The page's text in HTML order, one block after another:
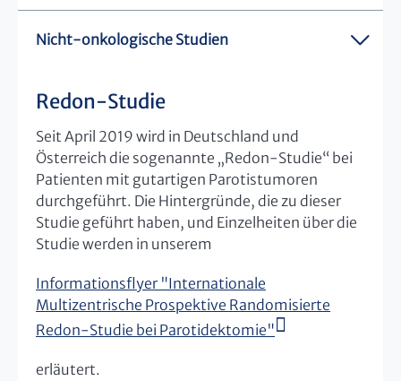
Nicht-onkologische Studien
Redon-Studie
Seit April 2019 wird in Deutschland und
Österreich die sogenannte „Redon-Studie“ bei
Patienten mit gutartigen Parotistumoren
durchgeführt. Die Hintergründe, die zu dieser
Studie geführt haben, und Einzelheiten über die
Studie werden in unserem
Informationsflyer "Internationale
Multizentrische Prospektive Randomisierte
Redon-Studie bei Parotidektomie"
erläutert.